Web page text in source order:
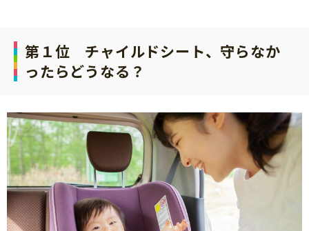
第１位 チャイルドシート、守らなか
ったらどうなる？